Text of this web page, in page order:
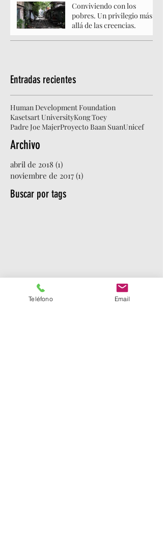
Conviviendo con los
pobres. Un privilegio más
allá de las creencias.
Entradas recientes
Human Development Foundation
Kasetsart UniversityKong Toey
Padre Joe MajerProyecto Baan SuanUnicef
Archivo
abril de 2018 (1)
noviembre de 2017 (1)
Buscar por tags
Teléfono Email